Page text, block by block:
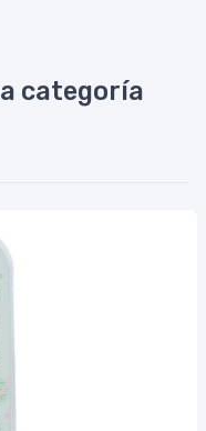
categoría